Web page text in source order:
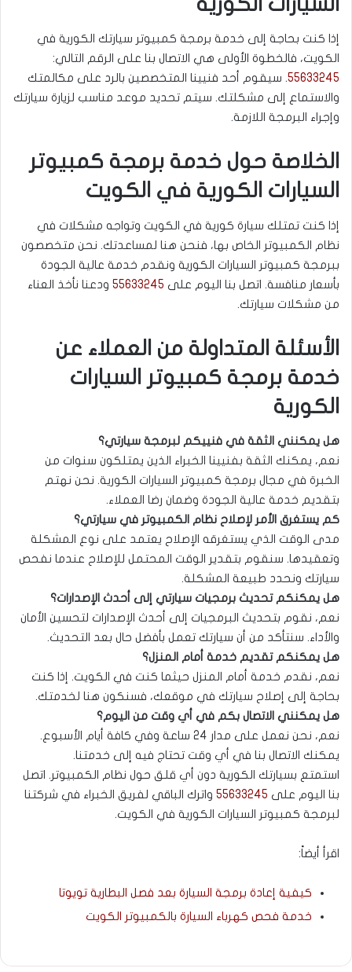
إذا كنت بحاجة إلى خدمة برمجة كمبيوتر سيارتك الكورية في
الكويت، فالخطوة الأولى هي الاتصال بنا على الرقم التالي:
55633245. سيقوم أحد فنيينا المتخصصين بالرد على مكالمتك
والاستماع إلى مشكلتك. سيتم تحديد موعد مناسب لزيارة سيارتك
وإجراء البرمجة اللازمة.
الخلاصة حول خدمة برمجة كمبيوتر
السيارات الكورية في الكويت
إذا كنت تمتلك سيارة كورية في الكويت وتواجه مشكلات في
نظام الكمبيوتر الخاص بها، فنحن هنا لمساعدتك. نحن متخصصون
ببرمجة كمبيوتر السيارات الكورية ونقدم خدمة عالية الجودة
بأسعار منافسة. اتصل بنا اليوم على 55633245 ودعنا نأخذ العناء
من مشكلات سيارتك.
الأسئلة المتداولة من العملاء عن
خدمة برمجة كمبيوتر السيارات
الكورية
هل يمكنني الثقة في فنييكم لبرمجة سيارتي؟
نعم، يمكنك الثقة بفنيينا الخبراء الذين يمتلكون سنوات من
الخبرة في مجال برمجة كمبيوتر السيارات الكورية. نحن نهتم
بتقديم خدمة عالية الجودة وضمان رضا العملاء.
كم يستغرق الأمر لإصلاح نظام الكمبيوتر في سيارتي؟
مدى الوقت الذي يستغرقه الإصلاح يعتمد على نوع المشكلة
وتعقيدها. سنقوم بتقدير الوقت المحتمل للإصلاح عندما نفحص
سيارتك ونحدد طبيعة المشكلة.
هل يمكنكم تحديث برمجيات سيارتي إلى أحدث الإصدارات؟
نعم، نقوم بتحديث البرمجيات إلى أحدث الإصدارات لتحسين الأمان
والأداء. سنتأكد من أن سيارتك تعمل بأفضل حال بعد التحديث.
هل يمكنكم تقديم خدمة أمام المنزل؟
نعم، نقدم خدمة أمام المنزل حيثما كنت في الكويت. إذا كنت
بحاجة إلى إصلاح سيارتك في موقعك، فسنكون هنا لخدمتك.
هل يمكنني الاتصال بكم في أي وقت من اليوم؟
نعم، نحن نعمل على مدار 24 ساعة وفي كافة أيام الأسبوع.
يمكنك الاتصال بنا في أي وقت تحتاج فيه إلى خدمتنا.
استمتع بسيارتك الكورية دون أي قلق حول نظام الكمبيوتر. اتصل
بنا اليوم على 55633245 واترك الباقي لفريق الخبراء في شركتنا
لبرمجة كمبيوتر السيارات الكورية في الكويت.
اقرأ أيضاً:
كيفية إعادة برمجة السيارة بعد فصل البطارية تويوتا
خدمة فحص كهرباء السيارة بالكمبيوتر الكويت